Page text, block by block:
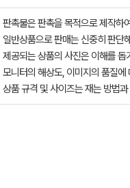
판촉물은 판촉을 목적으로 제작하
일반상품으로 판매는 신중히 판단
제공되는 상품의 사진은 이해를
모니터의 해상도, 이미지의 품질
상품 규격 및 사이즈는 재는 방법